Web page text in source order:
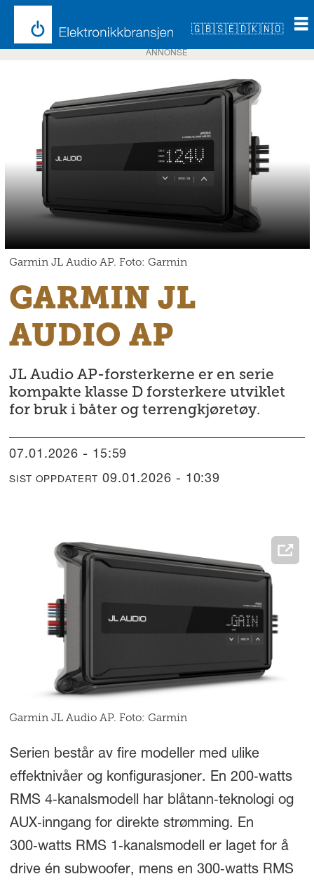
🇬🇧🇸🇪🇩🇰🇳🇴
ANNONSE
Garmin JL Audio AP. Foto: Garmin
GARMIN JL
AUDIO AP
JL Audio AP-forsterkerne er en serie
kompakte klasse D forsterkere utviklet
for bruk i båter og terrengkjøretøy.
07.01.2026 - 15:59
SIST OPPDATERT 09.01.2026 - 10:39
Garmin JL Audio AP. Foto: Garmin
Serien består av fire modeller med ulike
effektnivåer og konfigurasjoner. En 200‑watts
RMS 4‑kanalsmodell har blåtann‑teknologi og
AUX‑inngang for direkte strømming. En
300‑watts RMS 1‑kanalsmodell er laget for å
drive én subwoofer, mens en 300‑watts RMS